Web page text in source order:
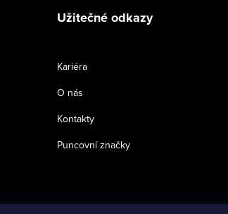
Užitečné odkazy
Kariéra
O nás
Kontakty
Puncovní značky